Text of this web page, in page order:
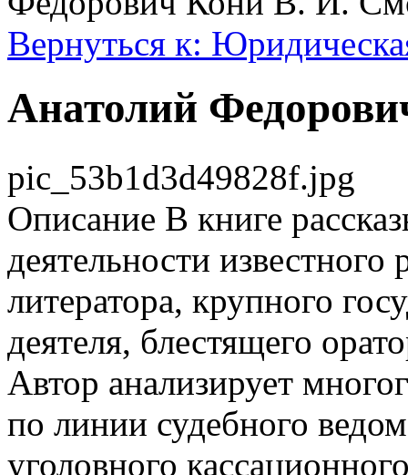
Вернуться к:
Анатолий
pic_53b1d3d49828f.jpg
Описание В книге
деятельности
литератора, крупного
деятеля, блестящего
Автор анализирует
по линии судебного
уголовного